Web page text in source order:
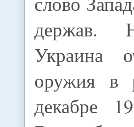
держав.
Украина
оружия в
декабре